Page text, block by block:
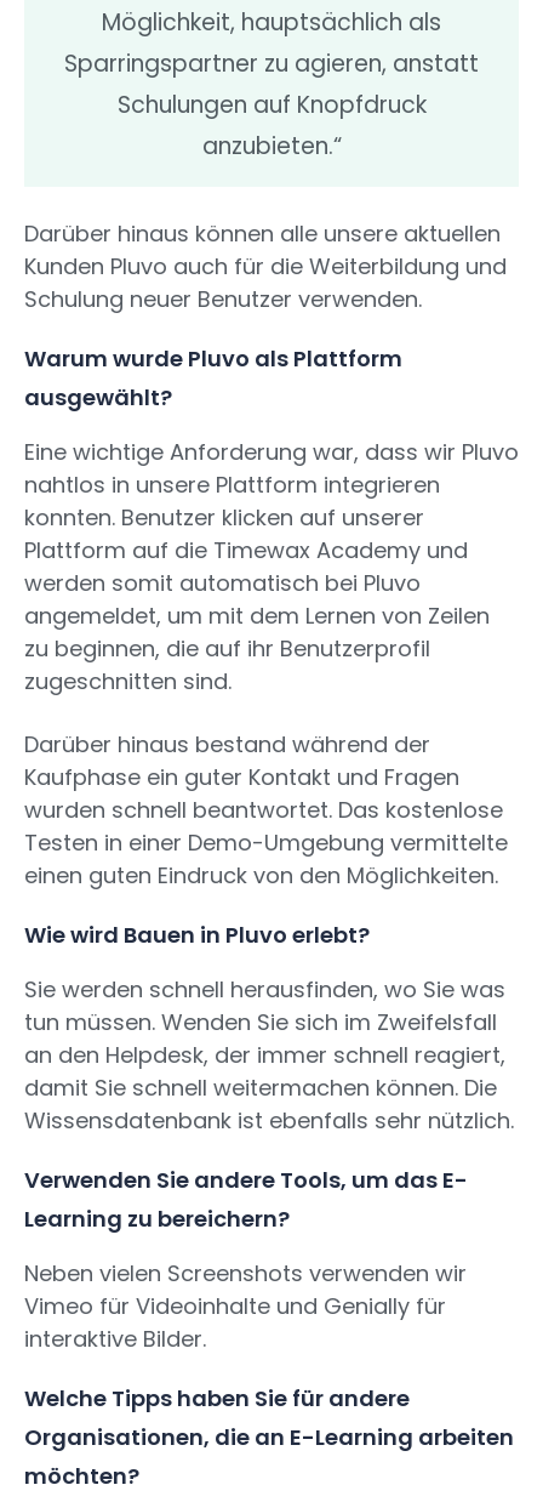
Möglichkeit, hauptsächlich als
Sparringspartner zu agieren, anstatt
Schulungen auf Knopfdruck
anzubieten.“
Darüber hinaus können alle unsere aktuellen
Kunden Pluvo auch für die Weiterbildung und
Schulung neuer Benutzer verwenden.
Warum wurde Pluvo als Plattform
ausgewählt?
Eine wichtige Anforderung war, dass wir Pluvo
nahtlos in unsere Plattform integrieren
konnten. Benutzer klicken auf unserer
Plattform auf die Timewax Academy und
werden somit automatisch bei Pluvo
angemeldet, um mit dem Lernen von Zeilen
zu beginnen, die auf ihr Benutzerprofil
zugeschnitten sind.
Darüber hinaus bestand während der
Kaufphase ein guter Kontakt und Fragen
wurden schnell beantwortet. Das kostenlose
Testen in einer Demo-Umgebung vermittelte
einen guten Eindruck von den Möglichkeiten.
Wie wird Bauen in Pluvo erlebt?
Sie werden schnell herausfinden, wo Sie was
tun müssen. Wenden Sie sich im Zweifelsfall
an den Helpdesk, der immer schnell reagiert,
damit Sie schnell weitermachen können. Die
Wissensdatenbank ist ebenfalls sehr nützlich.
Verwenden Sie andere Tools, um das E-
Learning zu bereichern?
Neben vielen Screenshots verwenden wir
Vimeo für Videoinhalte und Genially für
interaktive Bilder.
Welche Tipps haben Sie für andere
Organisationen, die an E-Learning arbeiten
möchten?